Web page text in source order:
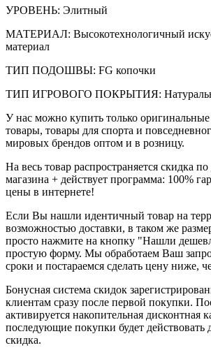
УРОВЕНЬ: Элитный
МАТЕРИАЛ: Высокотехнологичный
материал
ТИП ПОДОШВЫ: FG копочки
ТИП ИГРОВОГО ПОКРЫТИЯ:
У нас можно купить только
товары, товары для спорта и
мировых брендов оптом и в розницу.
На весь товар распространяется скидка
магазина + действует программа: 100%
цены в интернете!
Если Вы нашли идентичный товар на
возможностью доставки, в таком же
просто нажмите на кнопку "Нашли
простую форму. Мы обработаем Ваш
сроки и постараемся сделать цену ниже,
Бонусная система скидок
клиентам сразу после первой покупки.
активируется накопительная дисконтная
последующие покупки будет действовать
скидка.